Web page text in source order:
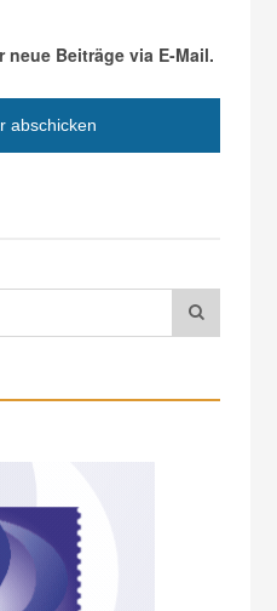
Beiträge via E-Mail.